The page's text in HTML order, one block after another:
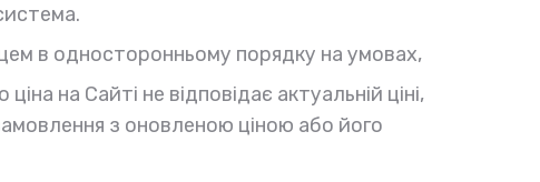
в односторонньому порядку на умовах,
на Сайті не відповідає актуальній ціні,
з оновленою ціною або його